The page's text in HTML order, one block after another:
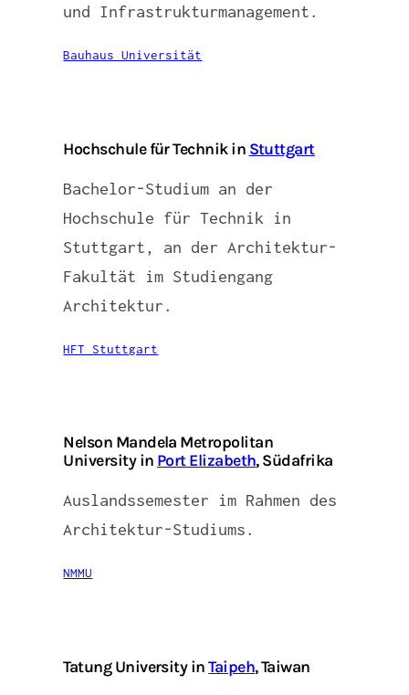
und Infrastrukturmanagement.
Bauhaus Universität
Hochschule für Technik in Stuttgart
Bachelor-Studium an der
Hochschule für Technik in
Stuttgart, an der Architektur-
Fakultät im Studiengang
Architektur.
HFT Stuttgart
Nelson Mandela Metropolitan
University in Port Elizabeth, Südafrika
Auslandssemester im Rahmen des
Architektur-Studiums.
NMMU
Tatung University inTaipeh, Taiwan